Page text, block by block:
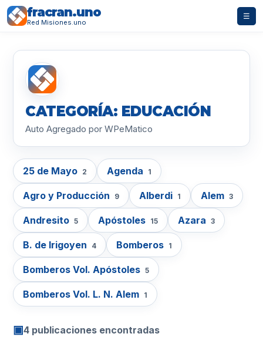
fracran.uno
Red Misiones.uno
☰
CATEGORÍA: EDUCACIÓN
Auto Agregado por WPeMatico
25 de Mayo 2 Agenda 1
Agro y Producción 9 Alberdi 1 Alem 3
Andresito 5 Apóstoles 15 Azara 3
B. de Irigoyen 4 Bomberos 1
Bomberos Vol. Apóstoles 5
Bomberos Vol. L. N. Alem 1
▣4 publicaciones encontradas